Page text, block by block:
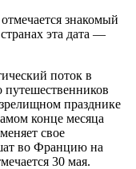
знакомый
эта дата —
поток в
празднике
конце месяца
свое
во Францию на
30 мая.